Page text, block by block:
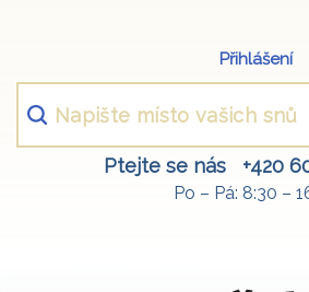
Přihlášení
Ptejte se nás +420
Po – Pá: 8:30 –